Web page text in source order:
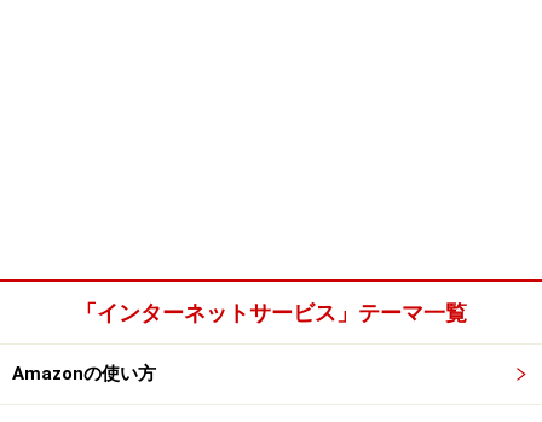
「インターネットサービス」テーマ一覧
Amazonの使い方